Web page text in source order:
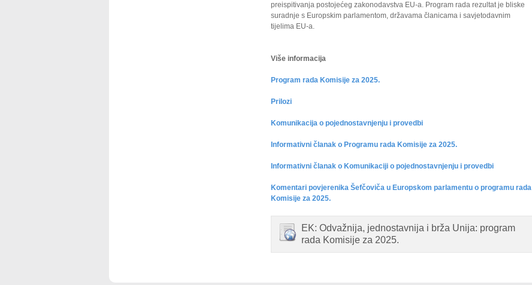
preispitivanja postojećeg zakonodavstva EU-a. Program rada rezultat je bliske
suradnje s Europskim parlamentom, državama članicama i savjetodavnim
tijelima EU-a.
Više informacija
Program rada Komisije za 2025.
Prilozi
Komunikacija o pojednostavnjenju i provedbi
Informativni članak o Programu rada Komisije za 2025.
Informativni članak o Komunikaciji o pojednostavnjenju i provedbi
Komentari povjerenika Šefčoviča u Europskom parlamentu o programu rada
Komisije za 2025.
EK: Odvažnija, jednostavnija i brža Unija: program
rada Komisije za 2025.